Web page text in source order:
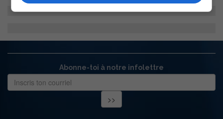
Abonne-toi à notre infolettre